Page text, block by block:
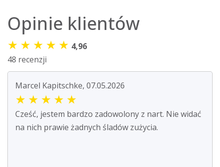
Opinie klientów
★ ★ ★ ★ ★ 4,96
48 recenzji
Marcel Kapitschke, 07.05.2026
★ ★ ★ ★ ★
Cześć, jestem bardzo zadowolony z nart. Nie widać
na nich prawie żadnych śladów zużycia.